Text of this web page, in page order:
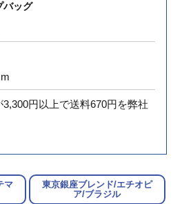
バッグ
円以上で送料670円を弊社
マ
東京銀座ブレンド/エチオピ
ア/ブラジル